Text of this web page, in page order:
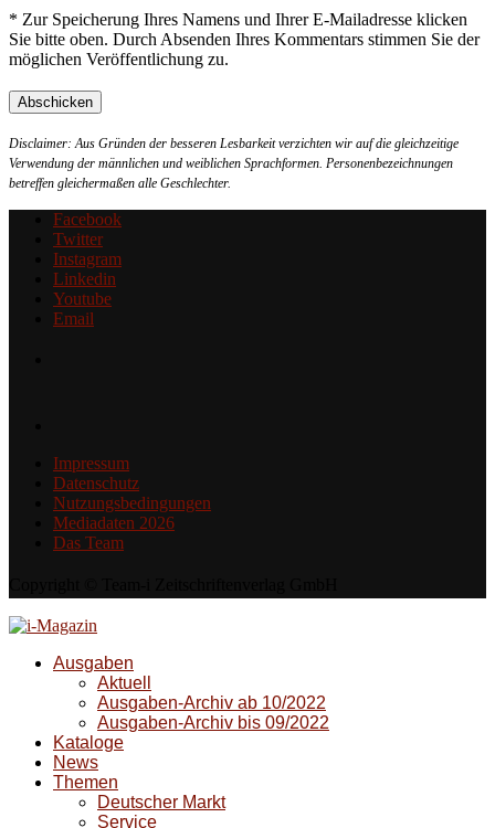
* Zur Speicherung Ihres Namens und Ihrer E-Mailadresse klicken
Sie bitte oben. Durch Absenden Ihres Kommentars stimmen Sie der
möglichen Veröffentlichung zu.
Disclaimer: Aus Gründen der besseren Lesbarkeit verzichten wir auf die gleichzeitige
Verwendung der männlichen und weiblichen Sprachformen. Personenbezeichnungen
betreffen gleichermaßen alle Geschlechter.
Facebook
Twitter
Instagram
Linkedin
Youtube
Email
Impressum
Datenschutz
Nutzungsbedingungen
Mediadaten 2026
Das Team
Ausgaben
Aktuell
Ausgaben-Archiv ab 10/2022
Ausgaben-Archiv bis 09/2022
Kataloge
News
Themen
Deutscher Markt
Service